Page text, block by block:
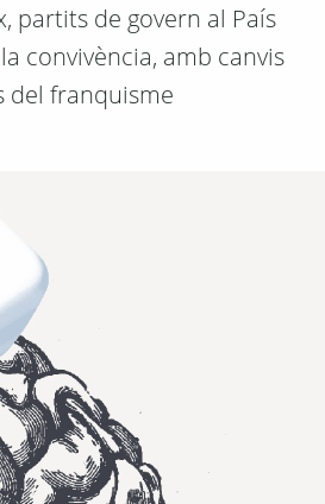
partits de govern al País
convivència, amb canvis
del franquisme